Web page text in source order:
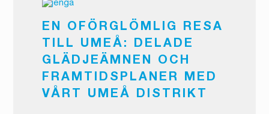
EN OFÖRGLÖMLIG RESA
TILL UMEÅ: DELADE
GLÄDJEÄMNEN OCH
FRAMTIDSPLANER MED
VÅRT UMEÅ DISTRIKT